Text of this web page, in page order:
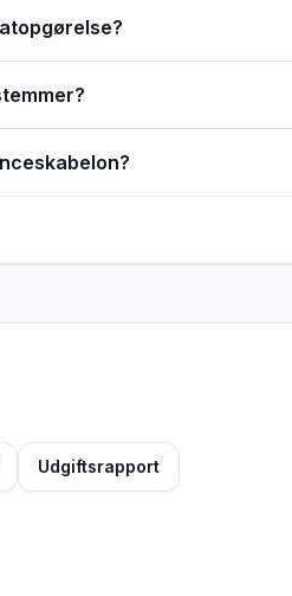
Udgiftsrapport